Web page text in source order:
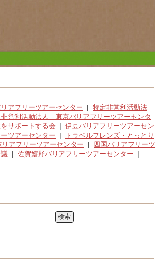
アフリーツアーセンター | 特定非営利活動法
営利活動法人 東京バリアフリーツアーセンタ
サポートする会 | 伊豆バリアフリーツアーセン
ツアーセンター |
トラベルフレンズ・とっとり
リアフリーツアーセンター | 四国バリアフリーツ
| 佐賀嬉野バリアフリーツアーセンター |